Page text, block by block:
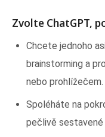
Zvolte ChatGPT,
Chcete jednoho
brainstorming a
nebo prohlížečem.
Spoléháte na
pečlivě sestavené